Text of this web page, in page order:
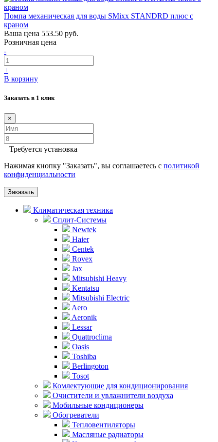
Помпа механическая для воды SMixx STANDRD плюс с
краном
Ваша цена 553.50 руб.
Розничная цена
-
+
В корзину
Заказать в 1 клик
×
Требуется установка
Нажимая кнопку "Заказать", вы соглашаетесь с политикой
конфиденциальности
Заказать
Климатическая техника
Сплит-Системы
Newtek
Haier
Centek
Rovex
Jax
Mitsubishi Heavy
Kentatsu
Mitsubishi Electric
Aero
Aeronik
Lessar
Quattroclima
Oasis
Toshiba
Berlingoton
Tosot
Комлектующие для кондиционирования
Очистители и увлажнители воздуха
Мобильные кондиционеры
Обогреватели
Тепловентиляторы
Масляные радиаторы